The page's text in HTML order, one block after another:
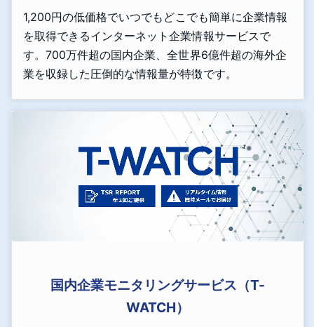
1,200円の低価格でいつでもどこでも簡単に企業情報
を取得できるインターネット企業情報サービスで
す。700万件超の国内企業、全世界6億件超の海外企
業を収録した圧倒的な情報量が特徴です。
国内企業モニタリングサービス（T-
WATCH）